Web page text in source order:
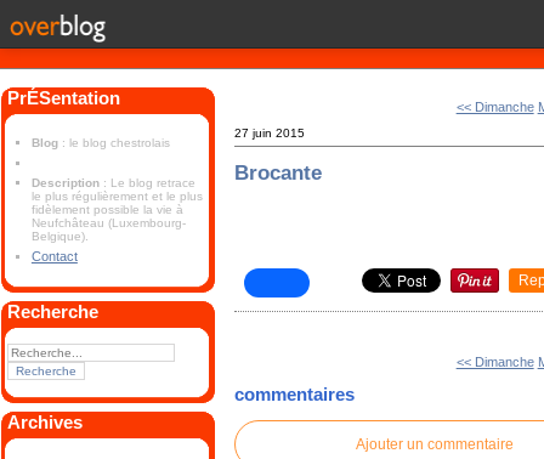
PrÉSentation
Blog : le blog chestrolais
Description : Le blog retrace
le plus régulièrement et le plus
fidèlement possible la vie à
Neufchâteau (Luxembourg-
Belgique).
Contact
Recherche
Archives
<< Dimanche
27 juin 2015
Brocante
<< Dimanche
commentaires
Ajouter un commentaire